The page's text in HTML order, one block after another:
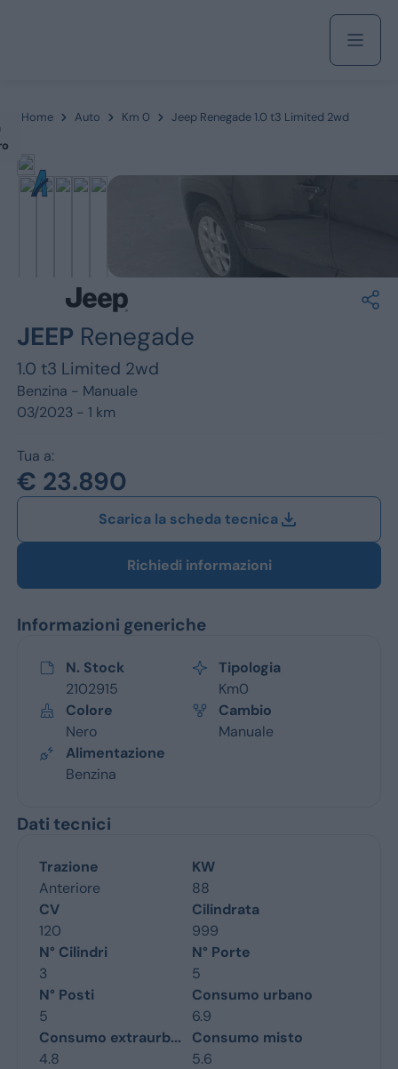
Acquista
Azienda
Servizi
Renault
Ford
Home Auto Km 0 Jeep Renegade 1.0 t3 Limited 2wd
JEEP Renegade
1.0 t3 Limited 2wd
Benzina - Manuale
03/2023 - 1 km
Tua a:
€ 23.890
Scarica la scheda tecnica
Richiedi informazioni
Informazioni generiche
N. Stock
2102915
Tipologia
Km0
Colore
Nero
Cambio
Manuale
Alimentazione
Benzina
Dati tecnici
Trazione
Anteriore
KW
88
CV
120
Cilindrata
999
N° Cilindri
3
N° Porte
5
N° Posti
5
Consumo urbano
6.9
Consumo extraurb...
4.8
Consumo misto
5.6